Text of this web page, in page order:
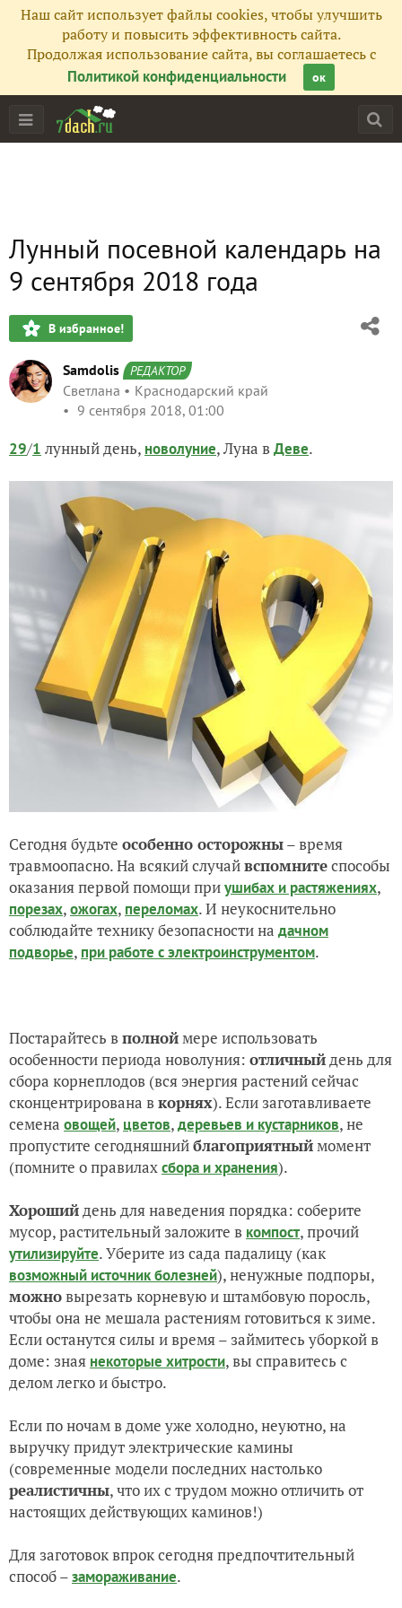
Наш сайт использует файлы cookies, чтобы улучшить
работу и повысить эффективность сайта.
Продолжая использование сайта, вы соглашаетесь с
Политикой конфиденциальности
ок
Лунный посевной календарь на
9 сентября 2018 года
В избранное!
Samdolis РЕДАКТОР
Светлана
Краснодарский край
9 сентября 2018, 01:00
29/1 лунный день, новолуние, Луна вДеве.
Сегодня будьте особенно осторожны– время
травмоопасно. На всякий случайвспомнитеспособы
оказания первой помощи приушибах и растяжениях,
порезах,ожогах, переломах. И неукоснительно
соблюдайте технику безопасности на дачном
подворье, при работе с электроинструментом.
Постарайтесь вполноймере использовать
особенности периода новолуния: отличныйдень для
сбора корнеплодов (вся энергия растений сейчас
сконцентрирована вкорнях). Если заготавливаете
семена овощей, цветов,деревьев и кустарников, не
пропустите сегодняшнийблагоприятныймомент
(помните о правилахсбора и хранения).
Хорошийдень для наведения порядка: соберите
мусор, растительный заложите в компост, прочий
утилизируйте. Уберите из сада падалицу (как
возможный источник болезней), ненужные подпоры,
можновырезать корневую и штамбовую поросль,
чтобы она не мешала растениям готовиться к зиме.
Если останутся силы и время – займитесь уборкой в
доме: зная некоторые хитрости, вы справитесь с
делом легко и быстро.
Если по ночам в доме уже холодно, неуютно, на
выручку придут электрические камины
(современные модели последних настолько
реалистичны, что их с трудом можно отличить от
настоящих действующих каминов!)
Для заготовок впрок сегодня предпочтительный
способ –замораживание.